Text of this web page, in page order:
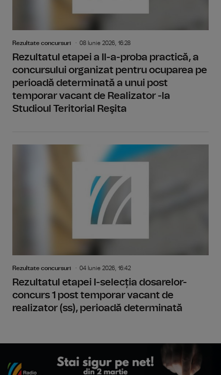
Rezultate concursuri 08 Iunie 2026, 16:28
Rezultatul etapei a Il-a-proba practică, a
concursului organizat pentru ocuparea pe
perioadă determinată a unui post
temporar vacant de Realizator -la
Studioul Teritorial Reşita
Rezultate concursuri 04 Iunie 2026, 16:42
Rezultatul etapei I-selecția dosarelor-
concurs 1 post temporar vacant de
realizator (ss), perioadă determinată